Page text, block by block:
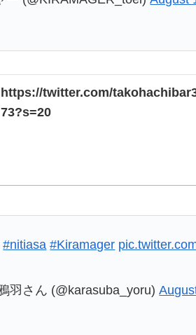
https://twitter.com/
73?s=20